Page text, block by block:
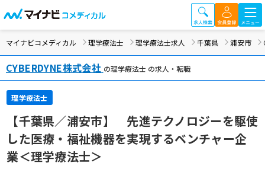
マイナビコメディカル 理学療法士 理学療法士求人 千葉県 浦安市
CYBERDYNE株式会社 の理学療法士 の求人・転職
理学療法士
【千葉県／浦安市】 先進テクノロジーを駆使
した医療・福祉機器を実現するベンチャー企
業＜理学療法士＞